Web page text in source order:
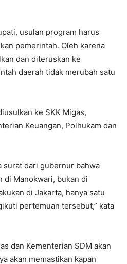
usulan program harus
pemerintah. Oleh karena
dan diteruskan ke
daerah tidak merubah satu
ke SKK Migas,
Keuangan, Polhukam dan
surat dari gubernur bahwa
di Manokwari, bukan di
di Jakarta, hanya satu
pertemuan tersebut,” kata
dan Kementerian SDM akan
akan memastikan kapan